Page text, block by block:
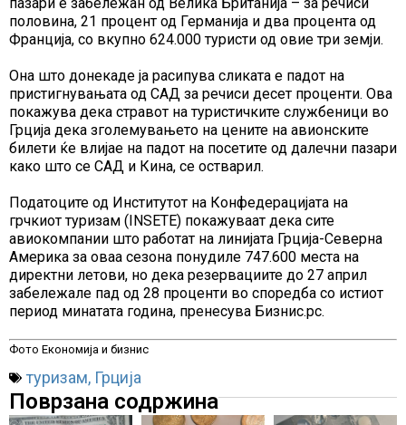
половина, 21 процент од Германија и два процента од
Франција, со вкупно 624.000 туристи од овие три земји.
Она што донекаде ја расипува сликата е падот на
пристигнувањата од САД за речиси десет проценти. Ова
покажува дека стравот на туристичките службеници во
Грција дека зголемувањето на цените на авионските
билети ќе влијае на падот на посетите од далечни пазари
како што се САД и Кина, се остварил.
Податоците од Институтот на Конфедерацијата на
грчкиот туризам (INSETE) покажуваат дека сите
авиокомпании што работат на линијата Грција-Северна
Америка за оваа сезона понудиле 747.600 места на
директни летови, но дека резервациите до 27 април
забележале пад од 28 проценти во споредба со истиот
период минатата година, пренесува Бизнис.рс.
Фото Економија и бизнис
туризам, Грција
Поврзана содржина